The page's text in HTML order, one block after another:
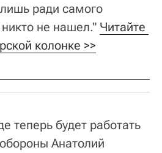
ради самого
не нашел." Читайте
колонке >>
теперь будет работать
Анатолий